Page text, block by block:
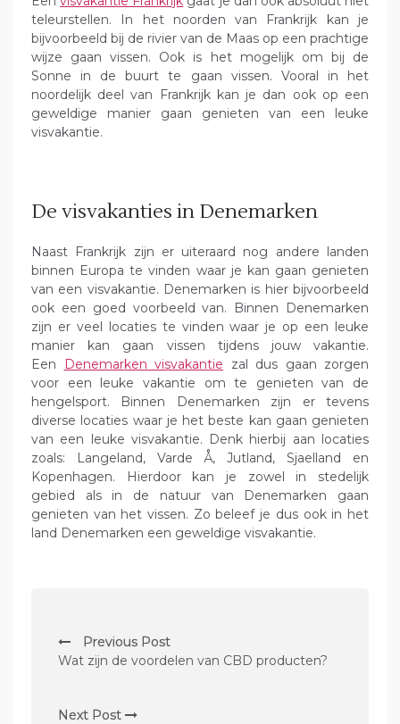
teleurstellen. In het noorden van Frankrijk kan je
bijvoorbeeld bij de rivier van de Maas op een prachtige
wijze gaan vissen. Ook is het mogelijk om bij de
Sonne in de buurt te gaan vissen. Vooral in het
noordelijk deel van Frankrijk kan je dan ook op een
geweldige manier gaan genieten van een leuke
visvakantie.
De visvakanties in Denemarken
Naast Frankrijk zijn er uiteraard nog andere landen
binnen Europa te vinden waar je kan gaan genieten
van een visvakantie. Denemarken is hier bijvoorbeeld
ook een goed voorbeeld van. Binnen Denemarken
zijn er veel locaties te vinden waar je op een leuke
manier kan gaan vissen tijdens jouw vakantie.
Een
Denemarken visvakantie zal dus gaan zorgen
voor een leuke vakantie om te genieten van de
hengelsport. Binnen Denemarken zijn er tevens
diverse locaties waar je het beste kan gaan genieten
van een leuke visvakantie. Denk hierbij aan locaties
zoals: Langeland, Varde Å, Jutland, Sjaelland en
Kopenhagen. Hierdoor kan je zowel in stedelijk
gebied als in de natuur van Denemarken gaan
genieten van het vissen. Zo beleef je dus ook in het
land Denemarken een geweldige visvakantie.
e
i
Previous Post
Wat zijn de voordelen van CBD producten?
Next Post